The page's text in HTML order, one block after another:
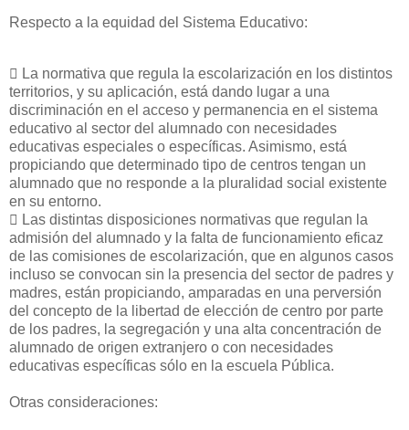
Respecto a la equidad del Sistema Educativo:
􀁺 La normativa que regula la escolarización en los distintos
territorios, y su aplicación, está dando lugar a una
discriminación en el acceso y permanencia en el sistema
educativo al sector del alumnado con necesidades
educativas especiales o específicas. Asimismo, está
propiciando que determinado tipo de centros tengan un
alumnado que no responde a la pluralidad social existente
en su entorno.
􀁺 Las distintas disposiciones normativas que regulan la
admisión del alumnado y la falta de funcionamiento eficaz
de las comisiones de escolarización, que en algunos casos
incluso se convocan sin la presencia del sector de padres y
madres, están propiciando, amparadas en una perversión
del concepto de la libertad de elección de centro por parte
de los padres, la segregación y una alta concentración de
alumnado de origen extranjero o con necesidades
educativas específicas sólo en la escuela Pública.
Otras consideraciones: